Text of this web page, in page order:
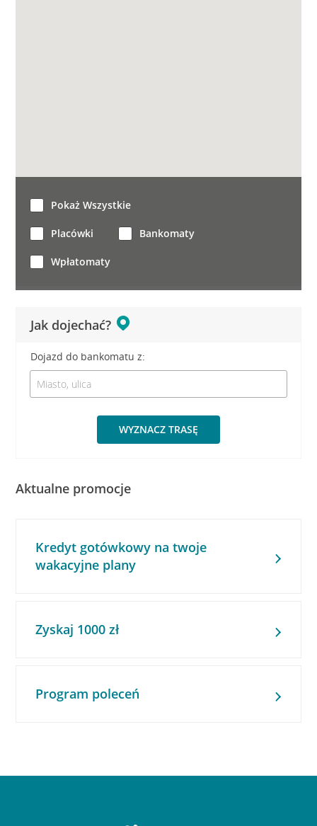
Jak dojechać?
Dojazd do bankomatu z:
WYZNACZ TRASĘ
Pokaż Wszystkie
Placówki Bankomaty
Wpłatomaty
Aktualne promocje
Kredyt gotówkowy na twoje
wakacyjne plany
Zyskaj 1000 zł
Program poleceń